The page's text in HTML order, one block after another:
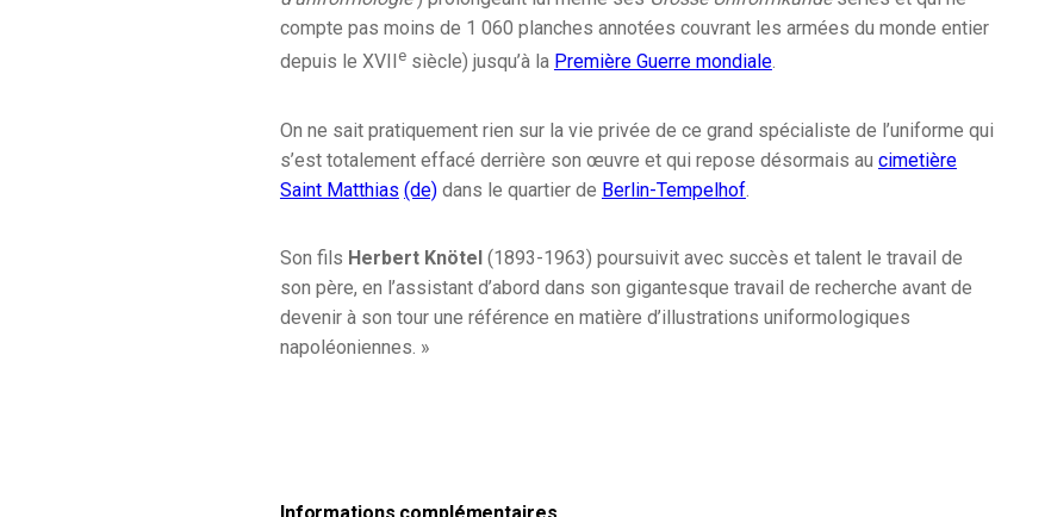
compte pas moins de 1 060 planches annotées couvrant les armées du monde entier
depuis le XVII esiècle) jusqu’à la Première Guerre mondiale.
On ne sait pratiquement rien sur la vie privée de ce grand spécialiste de l’uniforme qui
s’est totalement effacé derrière son œuvre et qui repose désormais au cimetière
Saint Matthias (de)dans le quartier de Berlin-Tempelhof.
Son fils Herbert Knötel(1893-1963) poursuivit avec succès et talent le travail de
son père, en l’assistant d’abord dans son gigantesque travail de recherche avant de
devenir à son tour une référence en matière d’illustrations uniformologiques
napoléoniennes. »